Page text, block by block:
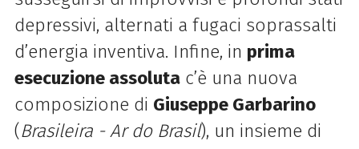
depressivi, alternati a fugaci soprassalti
d’energia inventiva. Infine, in prima
esecuzione assolutac’è una nuova
composizione di Giuseppe Garbarino
(Brasileira - Ar do Brasil), un insieme di